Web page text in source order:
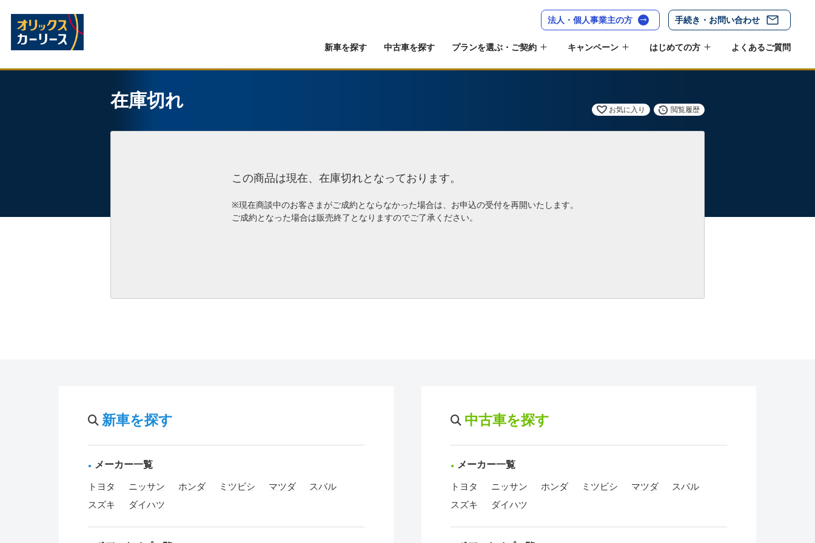
法人・個人事業主の方 手続き・お問い合わせ
新車を探す 中古車を探す プランを選ぶ・ご契約 キャンペーン はじめての方 よくあるご質問
在庫切れ お気に入り 閲覧履歴
この商品は現在、在庫切れとなっております。
※現在商談中のお客さまがご成約とならなかった場合は、お申込の受付を再開いたします。
ご成約となった場合は販売終了となりますのでご了承ください。
新車を探す
メーカー一覧
トヨタ ニッサン ホンダ ミツビシ マツダ
スバル
スズキ
ダイハツ
中古車を探す
メーカー一覧
トヨタ ニッサン ホンダ ミツビシ マツダ
スバル
スズキ
ダイハツ